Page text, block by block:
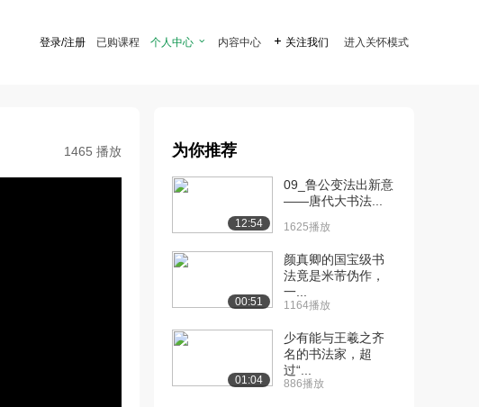
登录/注册 已购课程 个人中心  内容中心  关注我们 进入关怀模式
1465 播放 为你推荐
12:54
09_鲁公变法出新意
——唐代大书法...
1625播放
00:51
颜真卿的国宝级书
法竟是米芾伪作，
一...
1164播放
01:04
少有能与王羲之齐
名的书法家，超
过“...
886播放